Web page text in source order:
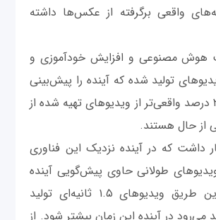
واقعی برگرفته از عکس‌ها داشته
هوش مصنوعی و افزایش خودآموزی و
تولید شده که آینده را پیش‌بینی
می‌کنند، حتی ۲۰ درصد واقعی‌تر از ویدیوهای تهیه شده از
حال هستند.
داشت که در آینده نزدیک این فناوری
طولانی حاوی پیش‌گویی آینده
شود. فعلا از این طریق ویدیوهای ۱.۵ ثانیه‌ای تولید
در آینده این زمان بیشتر شود. از